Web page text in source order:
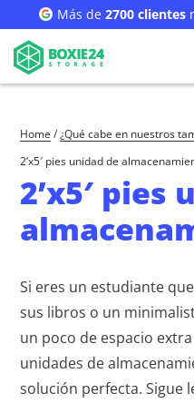
Más de 2700 clientes
Home / ¿Qué cabe en nuestros
2’x5′ pies unidad de
2’x5′ pies
Si eres un estudiante
sus libros o un
un poco de espacio
unidades de
solución perfecta. Sigue